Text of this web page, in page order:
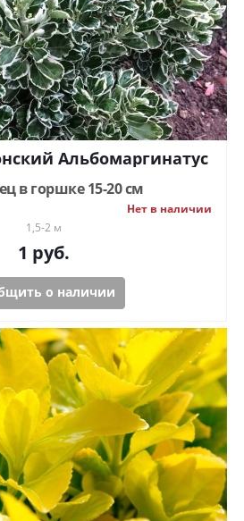
Альбомаргинатус
в горшке 15-20 см
Нет в наличии
1,5-2 м
1 руб.
о наличии